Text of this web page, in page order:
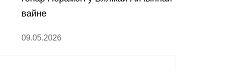
вайне
09.05.2026